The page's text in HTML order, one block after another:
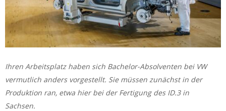
Ihren Arbeitsplatz haben sich Bachelor-Absolventen bei VW
vermutlich anders vorgestellt. Sie müssen zunächst in der
Produktion ran, etwa hier bei der Fertigung des ID.3 in
Sachsen.